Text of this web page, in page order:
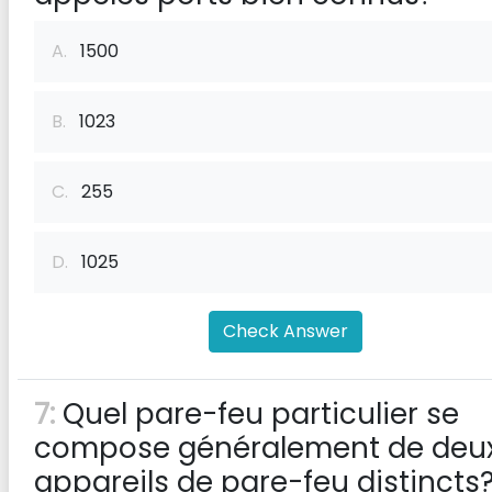
A. 1500
B. 1023
C. 255
D. 1025
Check Answer
7: Quel pare-feu particulier se
compose généralement de
appareils de pare-feu